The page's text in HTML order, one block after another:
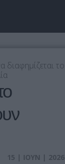
το
15 | ΙΟΥΝ | 2026